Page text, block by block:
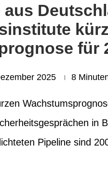
für
2025 8
in
Pipeline sind